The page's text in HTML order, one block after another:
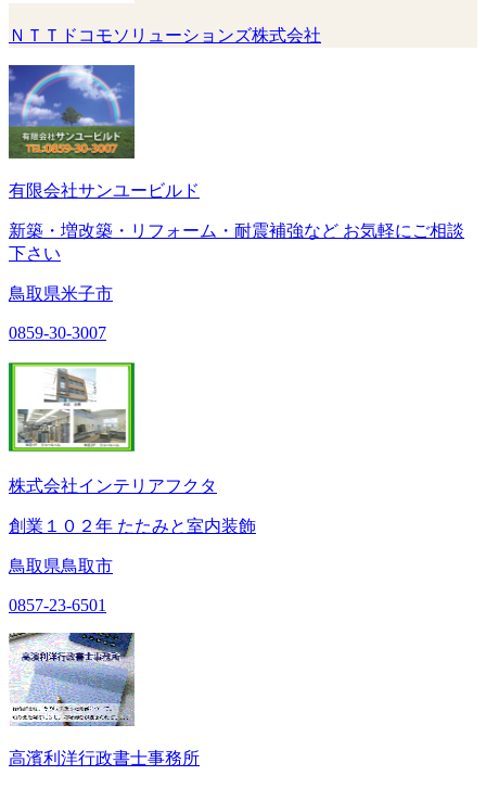
ＮＴＴドコモソリューションズ株式会社
有限会社サンユービルド
新築・増改築・リフォーム・耐震補強など お気軽にご相談
下さい
鳥取県米子市
0859-30-3007
株式会社インテリアフクタ
創業１０２年 たたみと室内装飾
鳥取県鳥取市
0857-23-6501
高濱利洋行政書士事務所